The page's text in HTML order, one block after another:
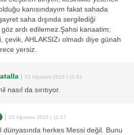
kanısındayım fakat sahada
saha dışında sergilediği
ardı edilemez.Şahsi kanaatim;
AHLAKSIZı olmadı diye günah
yersiz.
23 Ağustos 2015 | 11:51
nasıl da sırıtıyor.
23 Ağustos 2015 | 11:17
dünyasında herkes Messi değil. Bunu